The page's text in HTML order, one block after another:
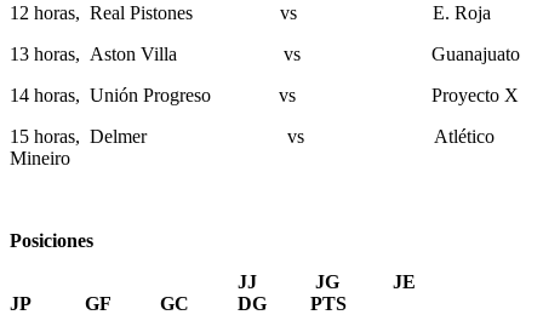
12 horas, Real Pistones vs E. Roja
13 horas, Aston Villa vs Guanajuato
14 horas, Unión Progreso vs Proyecto X
15 horas, Delmer vs Atlético
Mineiro
Posiciones
JJ JG JE
JP GF GC DG PTS